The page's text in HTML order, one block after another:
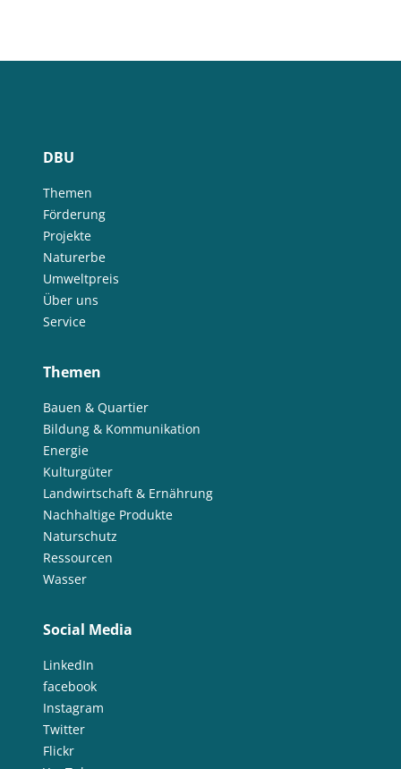
DBU
Themen
Förderung
Projekte
Naturerbe
Umweltpreis
Über uns
Service
Themen
Bauen & Quartier
Bildung & Kommunikation
Energie
Kulturgüter
Landwirtschaft & Ernährung
Nachhaltige Produkte
Naturschutz
Ressourcen
Wasser
Social Media
LinkedIn
facebook
Instagram
Twitter
Flickr